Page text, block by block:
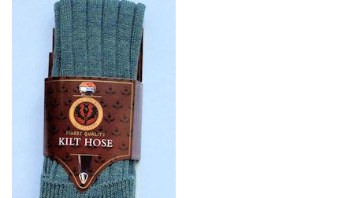
Kilt - Kleding
Highland Titles
Verhuur
AFGEPRIJST - UITVERKOOP